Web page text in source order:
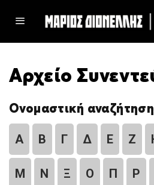
Αρχείο
Ονομαστική
Α Β Γ Δ Ε Ζ
Μ Ν Ξ Ο Π Ρ